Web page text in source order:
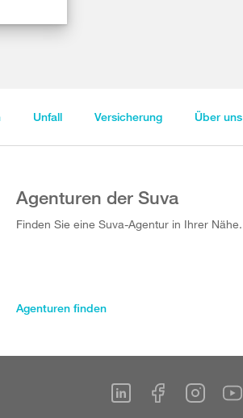
Unfall Versicherung Über uns
Agenturen der Suva
Finden Sie eine Suva-Agentur in Ihrer Nähe.
Agenturen finden